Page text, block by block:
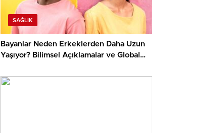
SAĞLIK
Bayanlar Neden Erkeklerden Daha Uzun
Yaşıyor? Bilimsel Açıklamalar ve Global